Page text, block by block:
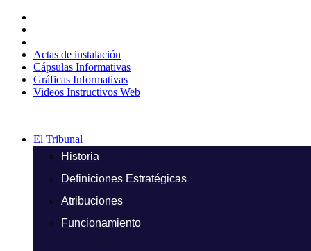
contenido
Actas de instalación
Cápsulas Informativas
Gráficas Informativas
Videos Instructivos Web
El Tribunal
Historia
Definiciones Estratégicas
Atribuciones
Funcionamiento